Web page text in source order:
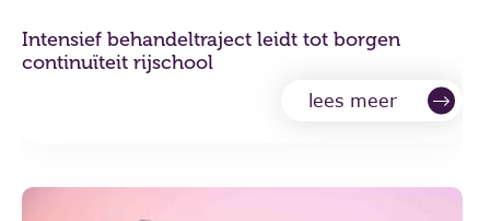
Intensief behandeltraject leidt tot borgen
continuïteit rijschool
lees meer